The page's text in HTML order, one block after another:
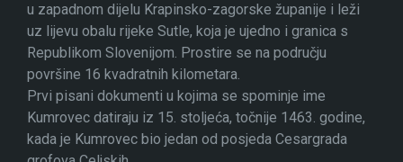
u zapadnom dijelu Krapinsko-zagorske županije i leži
uz lijevu obalu rijeke Sutle, koja je ujedno i granica s
Republikom Slovenijom. Prostire se na području
površine 16 kvadratnih kilometara.
Prvi pisani dokumenti u kojima se spominje ime
Kumrovec datiraju iz 15. stoljeća, točnije 1463. godine,
kada je Kumrovec bio jedan od posjeda Cesargrada